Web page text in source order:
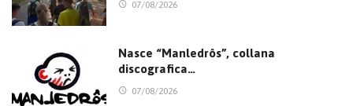
07/08/2026
Nasce “Manledrôs”, collana
discografica…
07/08/2026